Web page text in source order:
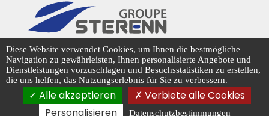
CENTRADIS © 2026
Cookie-Management
Diese Website verwendet Cookies, um Ihnen die bestmögliche
Navigation zu gewährleisten, Ihnen personalisierte Angebote und
Dienstleistungen vorzuschlagen und Besuchsstatistiken zu erstellen,
die uns helfen, das Nutzungserlebnis für Sie zu verbessern.
Alle akzeptieren
Verbiete alle Cookies
Personalisieren
Datenschutzbestimmungen